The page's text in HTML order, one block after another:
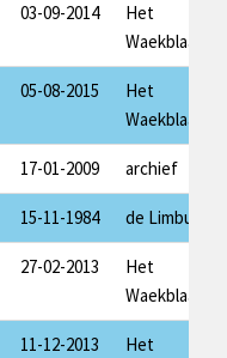
03-09-2014
Het
Waekblaad
05-08-2015
Het
Waekblaad
17-01-2009 archief
15-11-1984 de Limburger
27-02-2013
Het
Waekblaad
11-12-2013
Het